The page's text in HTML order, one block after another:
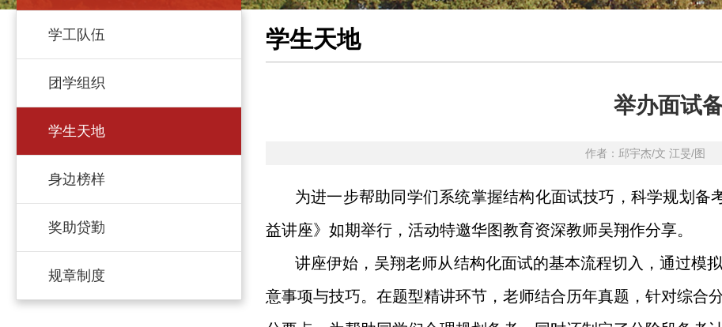
学工队伍
团学组织
学生天地
身边榜样
奖助贷勤
规章制度
学生天地
举办面试
作者：邱宇杰/文 江旻/
为进一步帮助同学们系统掌握结构化面试技巧，科学规划
益讲座》如期举行，活动特邀华图教育资深教师吴翔作分享。
讲座伊始，吴翔老师从结构化面试的基本流程切入，通过模
意事项与技巧。在题型精讲环节，老师结合历年真题，针对综